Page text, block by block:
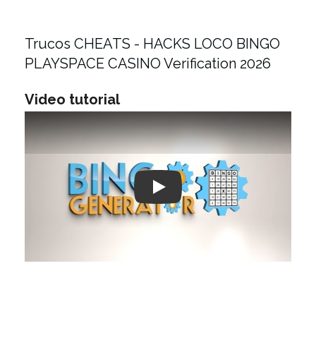
Trucos CHEATS - HACKS LOCO BINGO
PLAYSPACE CASINO Verification 2026
Video tutorial
Play: Keynote (Google I/O '18)